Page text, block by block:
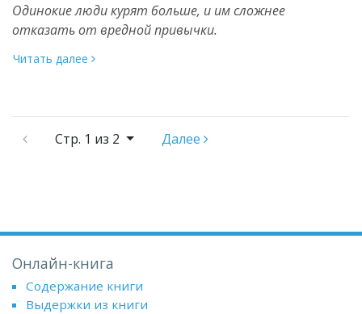
Одинокие люди курят больше, и им сложнее
отказать от вредной привычки.
Читать далее
Стр. 1 из 2 Далее
Онлайн-книга
Содержание книги
Выдержки из книги